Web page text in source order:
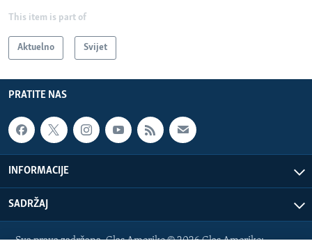
This item is part of
Aktuelno Svijet
PRATITE NAS
INFORMACIJE
SADRŽAJ
Sva prava zadržana. Glas Amerike © 2026 Glas Amerike: